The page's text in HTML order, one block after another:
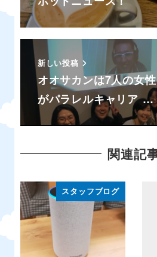
新しい投稿
オオサカンは7人の女
がパラレルキャリア …
関連記
スタッフブログ